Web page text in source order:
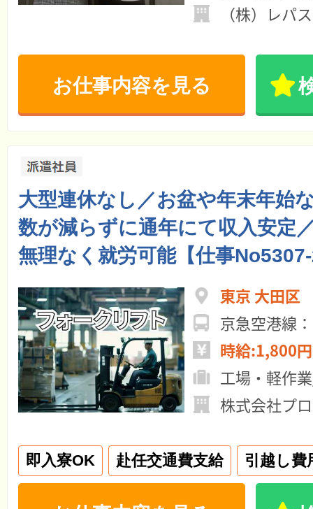
（株）レパ
お仕事内容を見る
大型連休なし／お盆や年末年始
数が減らずに通年にて収入安定
無理なく就労可能【仕事
東京 大田区
京急空港線
時給:1,800
工場・軽作
株式会社プ
即入寮OK 赴任交通費支給 引越し費